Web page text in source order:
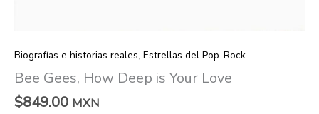
Biografías e historias reales, Estrellas del Pop-Rock
Bee Gees, How Deep is Your Love
$849.00 MXN